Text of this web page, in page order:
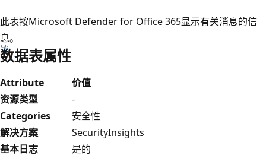
此表按Microsoft Defender for Office 365显示有关消息的信
息。
数据表属性
Attribute
价值
资源类型
-
Categories
安全性
解决方案
SecurityInsights
基本日志
是的